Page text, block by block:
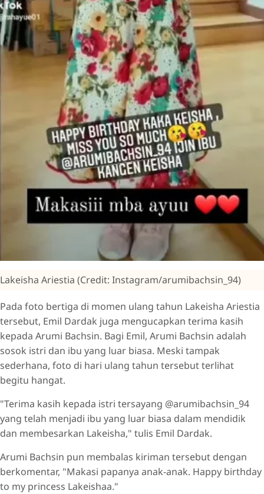
Lakeisha Ariestia (Credit: Instagram/arumibachsin_94)
Pada foto bertiga di momen ulang tahun Lakeisha Ariestia
tersebut, Emil Dardak juga mengucapkan terima kasih
kepada Arumi Bachsin. Bagi Emil, Arumi Bachsin adalah
sosok istri dan ibu yang luar biasa. Meski tampak
sederhana, foto di hari ulang tahun tersebut terlihat
begitu hangat.
"Terima kasih kepada istri tersayang @arumibachsin_94
yang telah menjadi ibu yang luar biasa dalam mendidik
dan membesarkan Lakeisha," tulis Emil Dardak.
Arumi Bachsin pun membalas kiriman tersebut dengan
berkomentar, "Makasi papanya anak-anak. Happy birthday
to my princess Lakeishaa."